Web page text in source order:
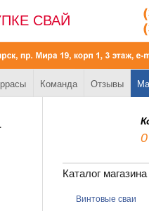
СВАЙ
Команда Отзывы
Каталог магазина
Винтовые сваи